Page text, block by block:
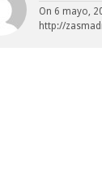
On 6 mayo,
http://